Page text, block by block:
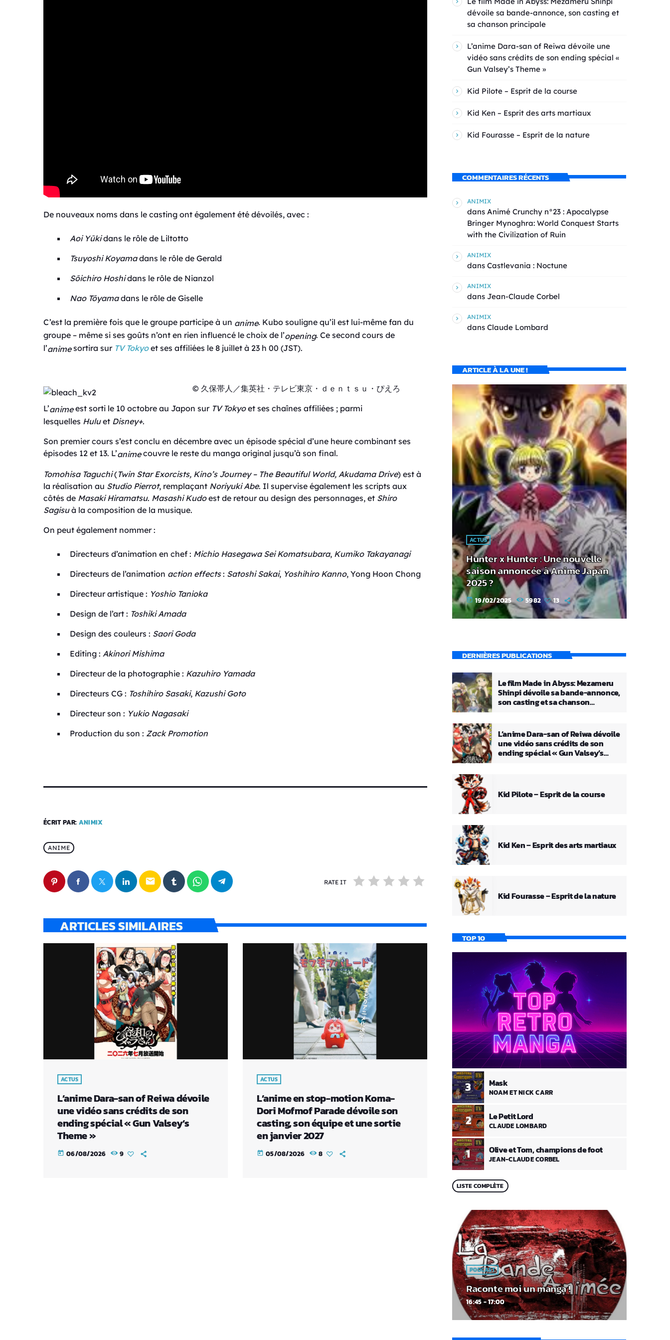
De nouveaux noms dans le casting ont également été dévoilés, avec :
Aoi Yūkidans le rôle de Liltotto
Tsuyoshi Koyamadans le rôle de Gerald
Sōichiro Hoshidans le rôle de Nianzol
Nao Tōyamadans le rôle de Giselle
C’est la première fois que le groupe participe à un anime. Kubo souligne qu’il est lui-même fan du
groupe – même si ses goûts n’ont en rien influencé le choix de l’opening. Ce second cours de
l’animesortira sur TV Tokyoet ses affiliées le 8 juillet à 23 h 00 (JST).
© 久保帯人／集英社・テレビ東京・ｄｅｎｔｓｕ・ぴえろ
L’animeest sorti le 10 octobre au Japon sur TV Tokyoet ses chaînes affiliées ; parmi
lesquelles Huluet Disney+.
Son premier cours s’est conclu en décembre avec un épisode spécial d’une heure combinant ses
épisodes 12 et 13. L’animecouvre le reste du manga original jusqu’à son final.
Tomohisa Taguchi(Twin Star Exorcists, Kino’s Journey – The Beautiful World, Akudama Drive) est à
la réalisation au Studio Pierrot, remplaçant Noriyuki Abe. Il supervise également les scripts aux
côtés de Masaki Hiramatsu. Masashi Kudoest de retour au design des personnages, et Shiro
Sagisuà la composition de la musique.
On peut également nommer :
Directeurs d’animation en chef : Michio Hasegawa Sei Komatsubara, Kumiko Takayanagi
Directeurs de l’animation action effects: Satoshi Sakai, Yoshihiro Kanno, Yong Hoon Chong
Directeur artistique : Yoshio Tanioka
Design de l’art : Toshiki Amada
Design des couleurs : Saori Goda
Editing : Akinori Mishima
Directeur de la photographie : Kazuhiro Yamada
Directeurs CG : Toshihiro Sasaki, Kazushi Goto
Directeur son : Yukio Nagasaki
Production du son : Zack Promotion
ÉCRIT PAR: ANIMIX
ANIME
email RATE IT
ARTICLES SIMILAIRES
ACTUS
L’anime Dara-san of Reiwa dévoile
une vidéo sans crédits de son
ending spécial « Gun Valsey’s
Theme »
today 06/08/2026 9
ACTUS
L’anime en stop-motion Koma-
Dori Mofmof Parade dévoile son
casting, son équipe et une sortie
en janvier 2027
today 05/08/2026 8
dévoile sa bande-annonce, son casting et
sa chanson principale
L’anime Dara-san of Reiwa dévoile une
vidéo sans crédits de son ending spécial «
Gun Valsey’s Theme »
Kid Pilote – Esprit de la course
Kid Ken – Esprit des arts martiaux
Kid Fourasse – Esprit de la nature
COMMENTAIRES RÉCENTS
ANIMIX
dans Animé Crunchy n°23 : Apocalypse
Bringer Mynoghra: World Conquest Starts
with the Civilization of Ruin
ANIMIX
dans Castlevania : Noctune
ANIMIX
dans Jean-Claude Corbel
ANIMIX
dans Claude Lombard
ARTICLE À LA UNE !
ACTUS
Hunter x Hunter : Une nouvelle
saison annoncée à Anime Japan
2025 ?
today 19/02/2025 5982 13
DERNIÈRES PUBLICATIONS
Le film Made in Abyss: Mezameru
Shinpi dévoile sa bande-annonce,
son casting et sa chanson
L’anime Dara-san of Reiwa dévoile
une vidéo sans crédits de son
ending spécial « Gun Valsey’s
Kid Pilote – Esprit de la course
Kid Ken – Esprit des arts martiaux
Kid Fourasse – Esprit de la nature
TOP 10
1 Olive et Tom, champions de foot
JEAN-CLAUDE CORBEL
2 Le Petit Lord
CLAUDE LOMBARD
3 Mask
NOAM ET NICK CARR
LISTE COMPLÈTE
PODCAST
Raconte moi un manga !
16:45 - 17:00